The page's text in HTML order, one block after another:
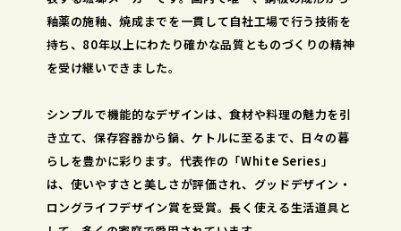
釉薬の施釉、焼成までを一貫して自社工場で行う技術を
持ち、80年以上にわたり確かな品質とものづくりの精神
を受け継いできました。
シンプルで機能的なデザインは、食材や料理の魅力を引
き立て、保存容器から鍋、ケトルに至るまで、日々の暮
らしを豊かに彩ります。代表作の「White Series」
は、使いやすさと美しさが評価され、グッドデザイン・
ロングライフデザイン賞を受賞。長く使える生活道具と